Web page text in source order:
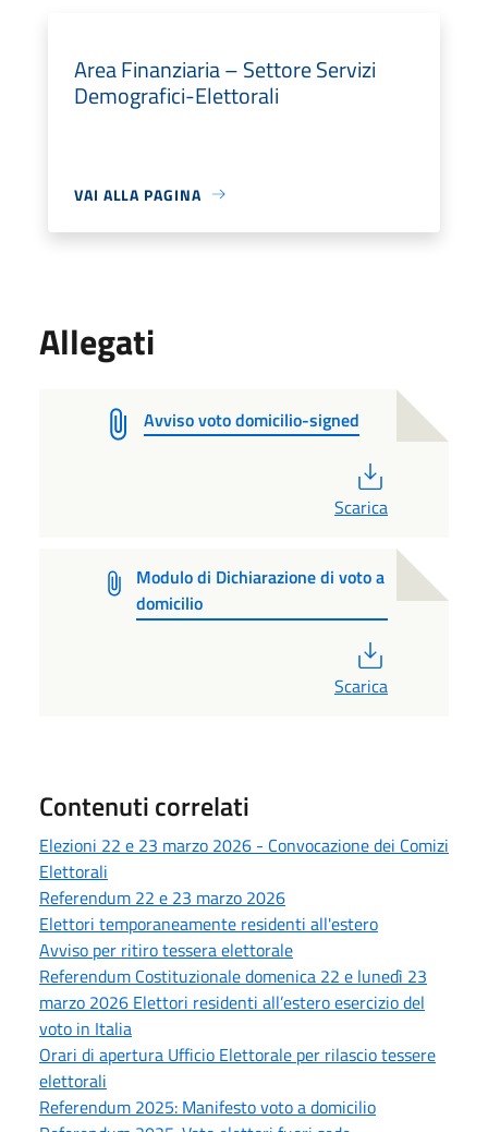
Area Finanziaria – Settore Servizi
Demografici-Elettorali
VAI ALLA PAGINA
Allegati
Avviso voto domicilio-signed
Scarica
Modulo di Dichiarazione di voto a
domicilio
Scarica
Contenuti correlati
Elezioni 22 e 23 marzo 2026 - Convocazione dei Comizi
Elettorali
Referendum 22 e 23 marzo 2026
Elettori temporaneamente residenti all'estero
Avviso per ritiro tessera elettorale
Referendum Costituzionale domenica 22 e lunedì 23
marzo 2026 Elettori residenti all’estero esercizio del
voto in Italia
Orari di apertura Ufficio Elettorale per rilascio tessere
elettorali
Referendum 2025: Manifesto voto a domicilio